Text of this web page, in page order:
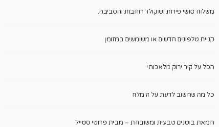
משלוח סושי פירות ושוקולד רחובות והסביבה.
קניית טלפונים חדשים או משומשים במזומן
הכל על קיר ירוק מלאכותי
כל מה שחשוב לדעת על ה מלח
חמאת בוטנים טבעית ומשובחת – מבית פרוטי סטייל